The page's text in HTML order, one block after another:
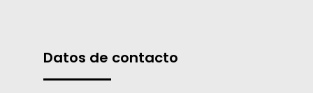
Datos de contacto